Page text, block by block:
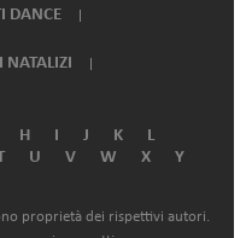
DANCE
NATALIZI
H I J K
L
U V W X
Y
proprietà dei rispettivi autori.